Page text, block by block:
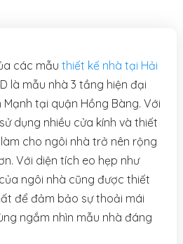
các mẫu thiết kế nhà tại Hải
là mẫu nhà 3 tầng hiện đại
tại quận Hồng Bàng. Với
dụng nhiều cửa kính và thiết
cho ngôi nhà trở nên rộng
Với diện tích eo hẹp như
ngôi nhà cũng được thiết
để đảm bảo sự thoải mái
ngắm nhìn mẫu nhà đáng